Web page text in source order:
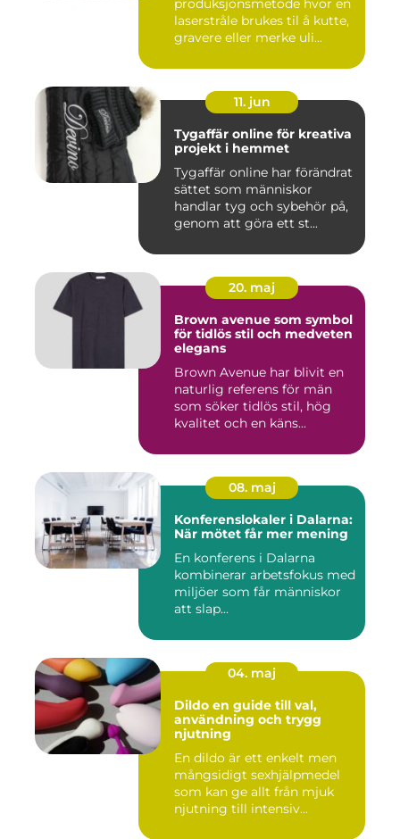
laserstråle brukes til å kutte,
gravere eller merke uli...
11. jun
Tygaffär online för kreativa
projekt i hemmet
Tygaffär online har förändrat
sättet som människor
handlar tyg och sybehör på,
genom att göra ett st...
20. maj
Brown avenue som symbol
för tidlös stil och medveten
elegans
Brown Avenue har blivit en
naturlig referens för män
som söker tidlös stil, hög
kvalitet och en käns...
08. maj
Konferenslokaler i Dalarna:
När mötet får mer mening
En konferens i Dalarna
kombinerar arbetsfokus med
miljöer som får människor
att slap...
04. maj
Dildo en guide till val,
användning och trygg
njutning
En dildo är ett enkelt men
mångsidigt sexhjälpmedel
som kan ge allt från mjuk
njutning till intensiv...